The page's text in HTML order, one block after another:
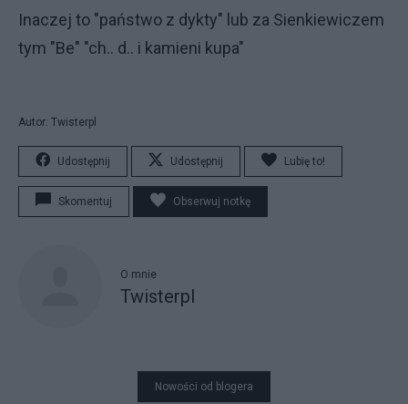
Inaczej to "państwo z dykty" lub za Sienkiewiczem
tym "Be" "ch.. d.. i kamieni kupa"
Autor: Twisterpl
Udostępnij Udostępnij Lubię to!
Skomentuj Obserwuj notkę
O mnie
Twisterpl
Nowości od blogera